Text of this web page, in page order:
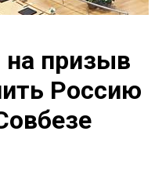
призыв
Россию